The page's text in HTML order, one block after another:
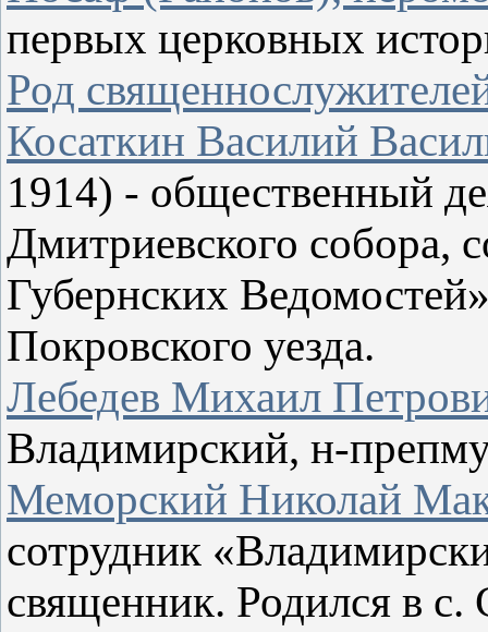
первых церковных
Род
Косаткин Василий
1914) - общественный
Дмитриевского собора,
Губернских
Покровского уезда.
Лебедев Михаил
Владимирский, н-
Меморский Николай
сотрудник
священник. Родился в